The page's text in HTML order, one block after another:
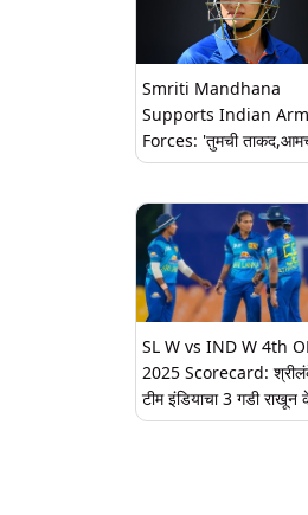
लाइव्ह स्कोअरकार्ड येथे पहा
Smriti Mandhana
Supports Indian
Forces: 'तुमची
स्वातंत्र्याची ढाल'; भारत-पाक
भारतीय सैन्याला पाठिंबा
SL W vs IND W 4th
2025 Scorecard:
टीम इंडियाचा 3 गडी राखून
पराभव, निलाक्षी डी सिल्वाची